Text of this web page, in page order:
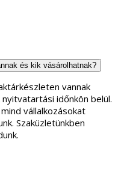
és kik vásárolhatnak?
vannak
időnkön belül.
vállalkozásokat
Szaküzletünkben